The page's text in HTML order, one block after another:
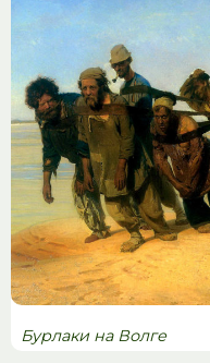
Бурлаки на Волге